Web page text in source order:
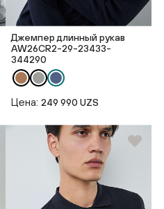
Джемпер длинный рукав
AW26CR2-29-23433-
344290
Цена: 249 990 UZS